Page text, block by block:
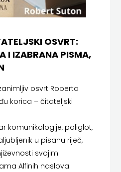
OSVRT:
I IZABRANA PISMA,
osvrt Roberta
korica – čitateljski
komunikologije, poliglot,
u pisanu riječ,
svojim
Alfinih naslova.